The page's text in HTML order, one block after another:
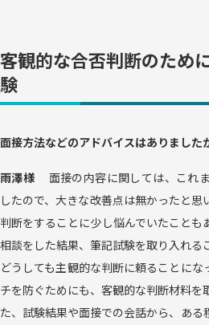
客観的な合否判断のため
験
面接方法などのアドバイスはありました
雨澤様
面接の内容に関しては、これ
したので、大きな改善点は無かったと
判断をすることに少し悩んでいたことも
相談をした結果、筆記試験を取り入れる
どうしても主観的な判断に頼ることに
チを防ぐためにも、客観的な判断材料を
た、試験結果や面接での会話から、ある